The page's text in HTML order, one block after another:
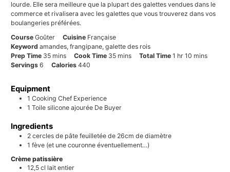
lourde. Elle sera meilleure que la plupart des galettes vendues dans le
commerce et rivalisera avec les galettes que vous trouverez dans vos
boulangeries préférées.
CourseGoûter Cuisine Française
Keywordamandes, frangipane, galette des rois
Prep Time 35minutes
mins Cook Time 35minutes
mins Total Time 1 hour
hr 10minutes
mins
Servings6 Calories 440
Equipment
1 Cooking Chef Experience
1 Toile silicone ajourée De Buyer
Ingredients
2 cercles de pâte feuilletée de 26cm de diamètre
1 fève (et une couronne éventuellement…)
Crème patissière
12,5 cl lait entier